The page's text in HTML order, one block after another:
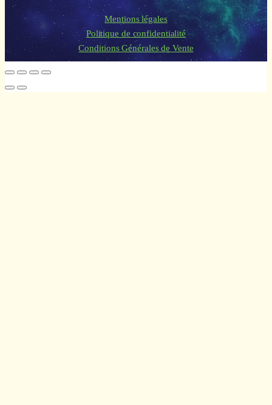
Mentions légales
Politique de confidentialité
Conditions Générales de Vente